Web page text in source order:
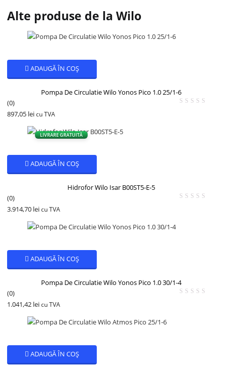
Alte produse de la Wilo
ADAUGĂ ÎN COȘ
Pompa De Circulatie Wilo Yonos Pico 1.0 25/1-6
(0)
897,05 lei cu TVA
LIVRARE GRATUITĂ
ADAUGĂ ÎN COȘ
Hidrofor Wilo Isar B00ST5-E-5
(0)
3.914,70 lei cu TVA
ADAUGĂ ÎN COȘ
Pompa De Circulatie Wilo Yonos Pico 1.0 30/1-4
(0)
1.041,42 lei cu TVA
ADAUGĂ ÎN COȘ